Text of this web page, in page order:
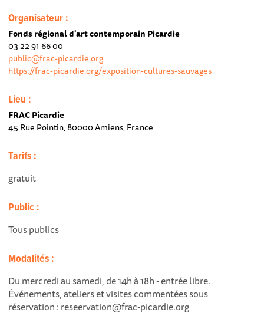
Organisateur :
Fonds régional d'art contemporain Picardie
03 22 91 66 00
public@frac-picardie.org
https://frac-picardie.org/exposition-cultures-sauvages
Lieu :
FRAC Picardie
45 Rue Pointin, 80000 Amiens, France
Tarifs :
gratuit
Public :
Tous publics
Modalités :
Du mercredi au samedi, de 14h à 18h - entrée libre.
Événements, ateliers et visites commentées sous
réservation : reseervation@frac-picardie.org